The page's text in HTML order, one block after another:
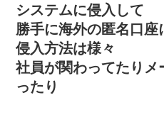
システムに侵入して
勝手に海外の匿名口座
侵入方法は様々
社員が関わってたり
ったり